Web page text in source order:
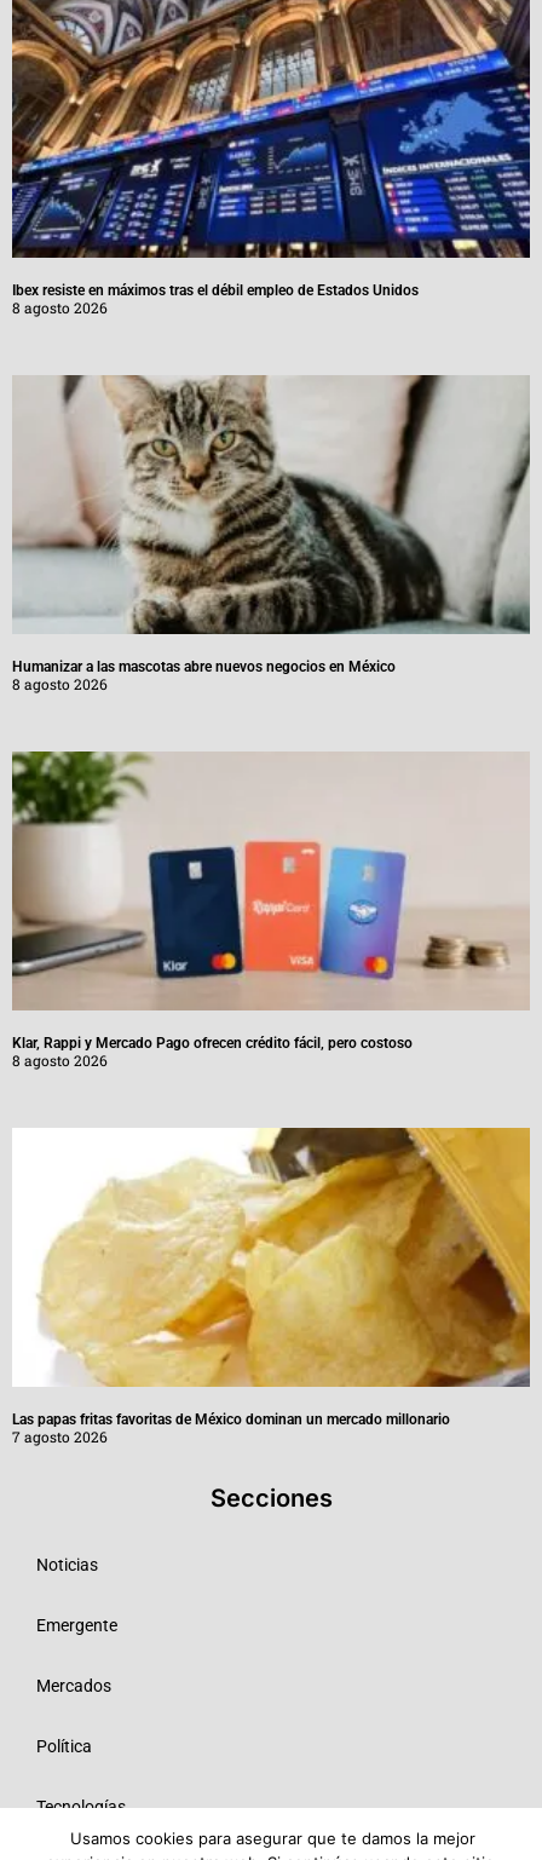
Ibex resiste en máximos tras el débil empleo de Estados Unidos
8 agosto 2026
Humanizar a las mascotas abre nuevos negocios en México
8 agosto 2026
Klar, Rappi y Mercado Pago ofrecen crédito fácil, pero costoso
8 agosto 2026
Las papas fritas favoritas de México dominan un mercado millonario
7 agosto 2026
Secciones
Noticias
Emergente
Mercados
Política
Tecnologías
Usamos cookies para asegurar que te damos la mejor